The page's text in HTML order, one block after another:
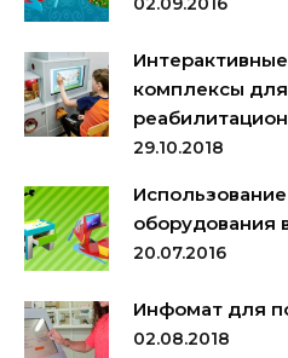
комплексы
29.10.2018
оборудования
20.07.2016
Инфомат для
02.08.2018